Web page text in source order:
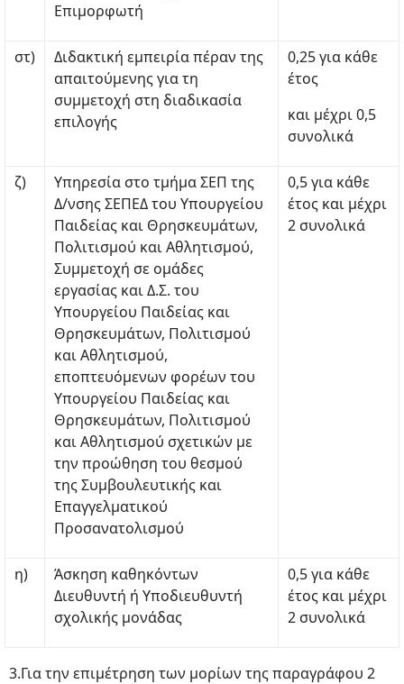
Επιμορφωτή
στ)
Διδακτική εμπειρία πέραν της
απαιτούμενης για τη
συμμετοχή στη διαδικασία
επιλογής
0,25 για κάθε
έτος
και μέχρι 0,5
συνολικά
ζ)
Υπηρεσία στο τμήμα ΣΕΠ της
Δ/νσης ΣΕΠΕΔ του Υπουργείου
Παιδείας και Θρησκευμάτων,
Πολιτισμού και Αθλητισμού,
Συμμετοχή σε ομάδες
εργασίας και Δ.Σ. του
Υπουργείου Παιδείας και
Θρησκευμάτων, Πολιτισμού
και Αθλητισμού,
εποπτευόμενων φορέων του
Υπουργείου Παιδείας και
Θρησκευμάτων, Πολιτισμού
και Αθλητισμού σχετικών με
την προώθηση του θεσμού
της Συμβουλευτικής και
Επαγγελματικού
Προσανατολισμού
0,5 για κάθε
έτος και μέχρι
2 συνολικά
η)
Άσκηση καθηκόντων
Διευθυντή ή Υποδιευθυντή
σχολικής μονάδας
0,5 για κάθε
έτος και μέχρι
2 συνολικά
3.Για την επιμέτρηση των μορίων της παραγράφου 2